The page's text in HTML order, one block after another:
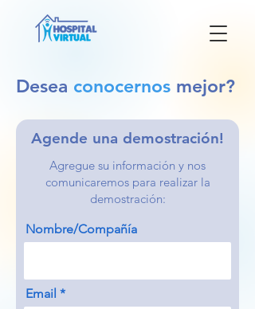
Desea conocernos mejor?
Agende una demostración!
Agregue su información y nos
comunicaremos para realizar la
demostración:
Nombre/Compañía
Email